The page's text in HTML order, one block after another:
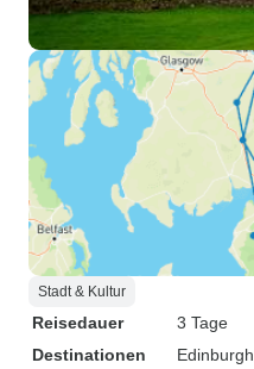
Stadt & Kultur
Reisedauer
3 Tage
Destinationen
Edinburgh